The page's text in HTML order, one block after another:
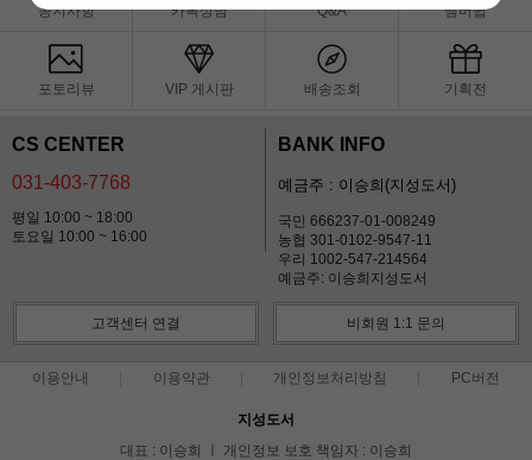
공지사항 카톡상담 Q&A 멤버쉽
포토리뷰 VIP 게시판 배송조회 기획전
CS CENTER
031-403-7768
평일 10:00 ~ 18:00
토요일 10:00 ~ 16:00
BANK INFO
예금주 : 이승희(지성도서)
국민 666237-01-008249
농협 301-0102-9547-11
우리 1002-547-214564
예금주: 이승희지성도서
고객센터 연결 비회원 1:1 문의
이용안내 이용약관 개인정보처리방침 PC버전
지성도서
대표 : 이승희 ㅣ 개인정보 보호 책임자 : 이승희